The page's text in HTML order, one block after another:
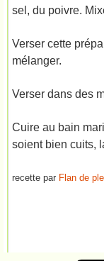
sel, du poivre.
Verser cette
mélanger.
Verser dans des
Cuire au bain
soient bien cuits,
recette par Flan de